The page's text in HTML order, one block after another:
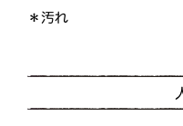
＊汚れ